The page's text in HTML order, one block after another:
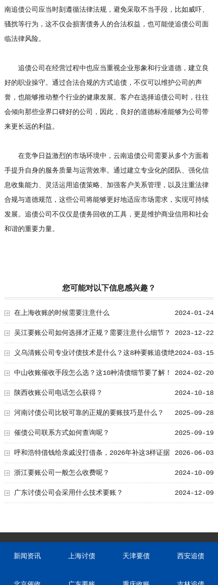
南追债公司应当时刻遵循法律法规，避免采取不当手段，比如威吓、
骚扰等行为，这不仅会损害债务人的合法权益，也可能使追债公司面
临法律风险。
追债公司在经营过程中也应当重视企业形象和行业道德，建立良
好的职业操守。通过合法合规的方式追债，不仅可以维护公司的声
誉，也能够推动整个行业的健康发展。客户在选择追债公司时，往往
会倾向那些业界口碑好的公司，因此，良好的道德标准能够为公司带
来更长远的利益。
在竞争日益激烈的市场环境中，云南追债公司需要从多个方面着
手提升自身的服务质量与运营效率。通过建立专业化的团队、强化信
息收集能力、灵活运用追债策略、加强客户关系管理，以及注重法律
合规与道德规范，这些公司将能够更好地适应市场需求，实现可持续
发展。追债公司不仅仅是债务回收的工具，更是维护商业信用和社会
和谐的重要力量。
您可能对以下信息感兴趣？
2024-01-24
在上海收账的时候需要注意什么
2023-12-22
吴江要账公司如何选择才正规？需要注意什么细节？
2024-03-15
义乌清账公司专业讨债技术是什么？这8种要账追债绝
招值得学习！ 2024-02-20
中山收账催收手段怎么选？这10种清债细节要了解！
2024-10-18
陕西收账公司电话怎么获得？
2025-09-28
河南讨债公司比较可靠的正规的要账技巧是什么？
2025-09-19
催债公司联系方式如何查询呢？
2026-06-03
呼和浩特借钱给亲戚没打借条，2026年补这3样证据
还能挽救 2024-10-09
浙江要账公司一般怎么收费呢？
2024-12-09
广东讨债公司会采用什么技术要账？
新闻资讯 上海讨债 天津要债 西安追债